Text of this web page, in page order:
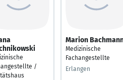
/
Marion
Medizinische
Fachangestellte
Erlangen